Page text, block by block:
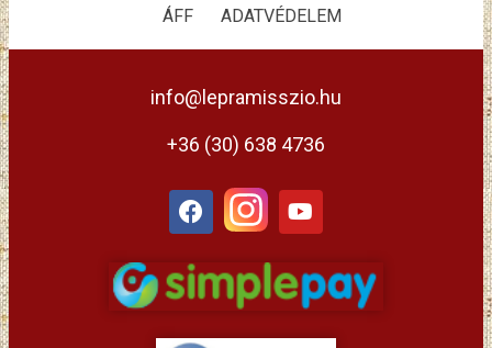
ÁFF ADATVÉDELEM
info@lepramisszio.hu
+36 (30) 638 4736